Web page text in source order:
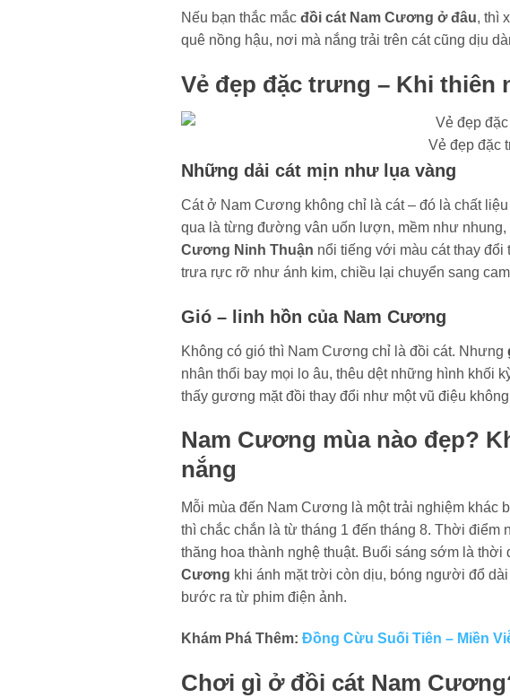
Nếu bạn thắc mắc đồi cát Nam Cương ở đâu, thì
quê nồng hậu, nơi mà nắng trải trên cát cũng dịu
Vẻ đẹp đặc trưng – Khi thiên
Vẻ đẹp đặc
Những dải cát mịn như lụa vàng
Cát ở Nam Cương không chỉ là cát – đó là chất
qua là từng đường vân uốn lượn, mềm như
Cương Ninh Thuận nổi tiếng với màu cát thay đổi
trưa rực rỡ như ánh kim, chiều lại chuyển sang
Gió – linh hồn của Nam Cương
Không có gió thì Nam Cương chỉ là đồi cát. Nhưng
nhân thổi bay mọi lo âu, thêu dệt những hình khối
thấy gương mặt đồi thay đổi như một vũ điệu
Nam Cương mùa nào đẹp?
nắng
Mỗi mùa đến Nam Cương là một trải nghiệm khác
thì chắc chắn là từ tháng 1 đến tháng 8. Thời
thăng hoa thành nghệ thuật. Buổi sáng sớm là thời
Cương khi ánh mặt trời còn dịu, bóng người đổ
bước ra từ phim điện ảnh.
Khám Phá Thêm: Đồng Cừu Suối Tiên – Miền
Chơi gì ở đồi cát Nam